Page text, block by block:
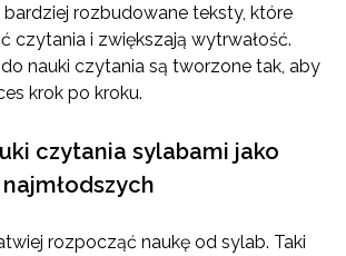
rozbudowane teksty, które
czytania i zwiększają wytrwałość.
nauki czytania są tworzone tak, aby
krok po kroku.
czytania sylabami jako
rozpocząć naukę od sylab. Taki